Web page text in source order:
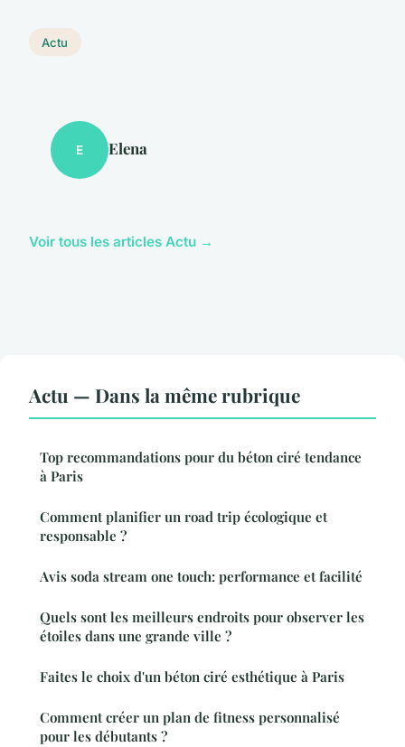
Actu
E Elena
Voir tous les articles Actu →
Actu — Dans la même rubrique
Top recommandations pour du béton ciré tendance
à Paris
Comment planifier un road trip écologique et
responsable ?
Avis soda stream one touch: performance et facilité
Quels sont les meilleurs endroits pour observer les
étoiles dans une grande ville ?
Faites le choix d'un béton ciré esthétique à Paris
Comment créer un plan de fitness personnalisé
pour les débutants ?